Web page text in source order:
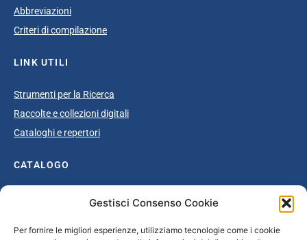
Gestisci Consenso Cookie
Per fornire le migliori esperienze, utilizziamo tecnologie come i cookie
Abbreviazioni
Criteri di compilazione
LINK UTILI
Strumenti per la Ricerca
Raccolte e collezioni digitali
Cataloghi e repertori
CATALOGO
Catalogo completo
Età giolittiana